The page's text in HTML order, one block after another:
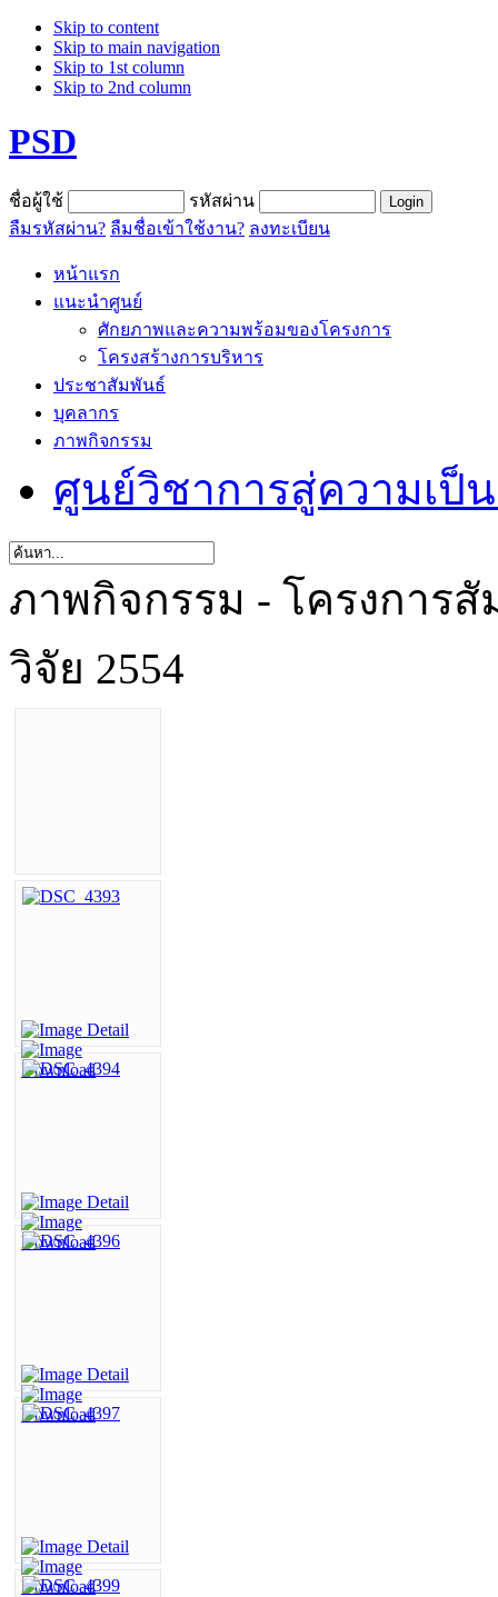
Skip to content
Skip to main navigation
Skip to 1st column
Skip to 2nd column
PSD
ชื่อผู้ใช้
รหัสผ่าน
ลืมรหัสผ่าน? ลืมชื่อเข้าใช้งาน? ลงทะเบียน
หน้าแรก
แนะนำศูนย์
ศักยภาพและความพร้อมของโครงการ
โครงสร้างการบริหาร
ประชาสัมพันธ์
บุคลากร
ภาพกิจกรรม
ศูนย์วิชาการสู่ความเป็
ภาพกิจกรรม - โครงการ
วิจัย 2554